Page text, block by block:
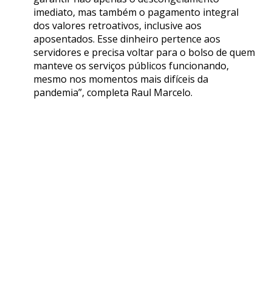
imediato, mas também o pagamento integral
dos valores retroativos, inclusive aos
aposentados. Esse dinheiro pertence aos
servidores e precisa voltar para o bolso de quem
manteve os serviços públicos funcionando,
mesmo nos momentos mais difíceis da
pandemia”, completa Raul Marcelo.